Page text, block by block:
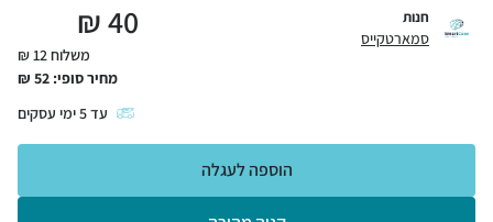
חנות
סמארטקייס 40
₪
משלוח 12 ₪
מחיר סופי: 52
₪
עד5ימי עסקים
הוספה לעגלה